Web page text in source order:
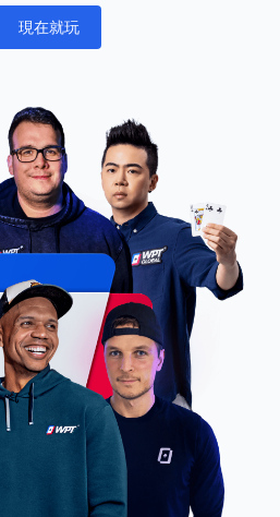
Notifications
現在就玩